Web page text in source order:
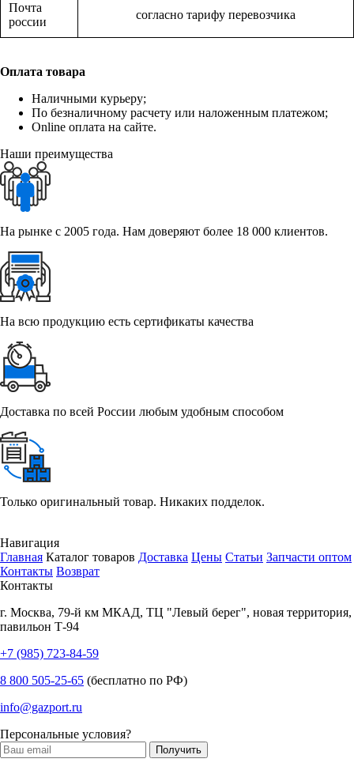
Почта
россии
согласно тарифу перевозчика
Оплата товара
Наличными курьеру;
По безналичному расчету или наложенным платежом;
Online оплата на сайте.
Наши преимущества
На рынке с 2005 года. Нам доверяют более 18 000 клиентов.
На всю продукцию есть сертификаты качества
Доставка по всей России любым удобным способом
Только оригинальный товар. Никаких подделок.
Навигация
Главная Каталог товаров Доставка Цены Статьи Запчасти оптом
Контакты Возврат
Контакты
г. Москва, 79-й км МКАД, ТЦ "Левый берег", новая территория,
павильон Т-94
+7 (985) 723-84-59
8 800 505-25-65 (бесплатно по РФ)
info@gazport.ru
Персональные условия?